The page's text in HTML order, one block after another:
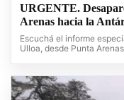
URGENTE.
Arenas hacia la
Escuchá el informe
Ulloa, desde Punta